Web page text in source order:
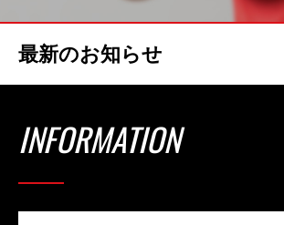
最新のお知らせ
INFORMATION